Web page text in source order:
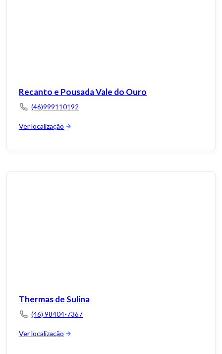
Recanto e Pousada Vale do Ouro
(46)999110192
Ver localização
Thermas de Sulina
(46) 98404-7367
Ver localização